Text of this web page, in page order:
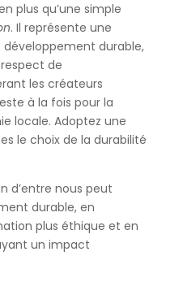
plus qu’une simple
. Il représente une
durable,
de
les créateurs
à la fois pour la
locale. Adoptez une
le choix de la durabilité
d’entre nous peut
durable, en
plus éthique et en
un impact